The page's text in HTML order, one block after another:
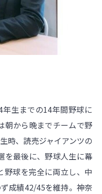
生までの14年間野球に
朝から晩までチームで野
時、読売ジャイアンツの
を最後に、野球人生に幕
野球を完全に両立し、中
成績42/45を維持。神奈